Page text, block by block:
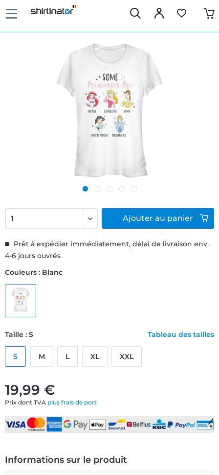
19,99 €
Prix dont TVA plus frais de port
Prêt à expédier immédiatement, délai de livraison env.
4-6 jours ouvrés
Couleurs : Blanc
Taille : S Tableau des tailles
S M L XL XXL
Ajouter au panier
Informations sur le produit